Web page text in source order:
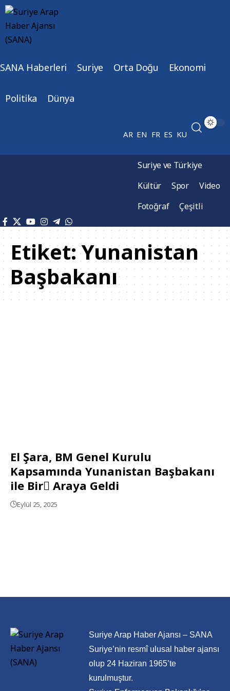
SANA Haberleri Suriye Orta Doğu Ekonomi
Politika Dünya
AR EN FR ES KU
Suriye ve Türkiye
Kültür
Spor
Video
Fotoğraf
Çeşitli
Etiket:Yunanistan
Başbakanı
El Şara, BM Genel Kurulu
Kapsamında Yunanistan Başbakanı
ile Bir ِAraya Geldi
Eylül 25, 2025
Suriye Arap Haber Ajansı – SANA
Suriye’nin resmî ulusal haber ajansı
olup 24 Haziran 1965’te
kurulmuştur.